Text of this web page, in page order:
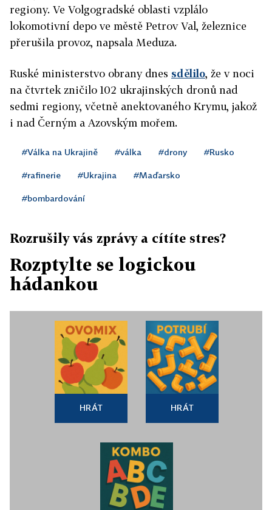
regiony. Ve Volgogradské oblasti vzplálo
lokomotivní depo ve městě Petrov Val, železnice
přerušila provoz, napsala Meduza.
Ruské ministerstvo obrany dnes sdělilo, že v noci
na čtvrtek zničilo 102 ukrajinských dronů nad
sedmi regiony, včetně anektovaného Krymu, jakož
i nad Černým a Azovským mořem.
#Válka na Ukrajině #válka #drony #Rusko
#rafinerie #Ukrajina #Maďarsko
#bombardování
Rozrušily vás zprávy a cítíte stres?
Rozptylte se logickou
hádankou
HRÁT HRÁT